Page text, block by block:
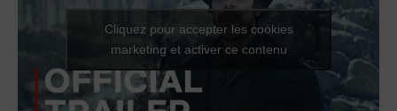
Cliquez pour accepter les cookies
marketing et activer ce contenu